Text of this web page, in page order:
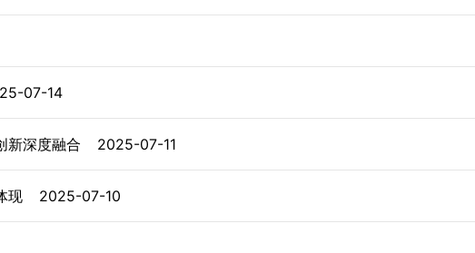
07-14
新深度融合 2025-07-11
现 2025-07-10